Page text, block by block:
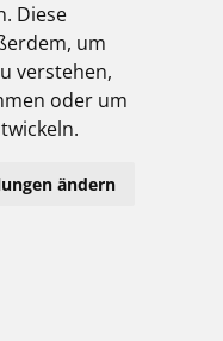
Diese
um
verstehen,
oder um
ändern